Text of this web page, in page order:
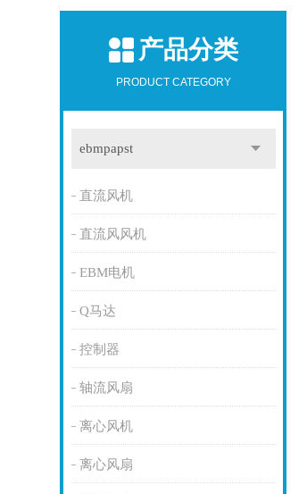
产品分类
PRODUCT CATEGORY
ebmpapst
直流风机
直流风风机
EBM电机
Q马达
控制器
轴流风扇
离心风机
离心风扇